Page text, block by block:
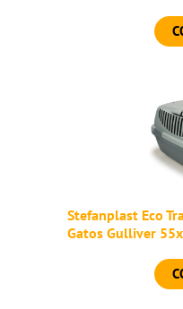
Stefanplast Eco
Gatos Gulliver